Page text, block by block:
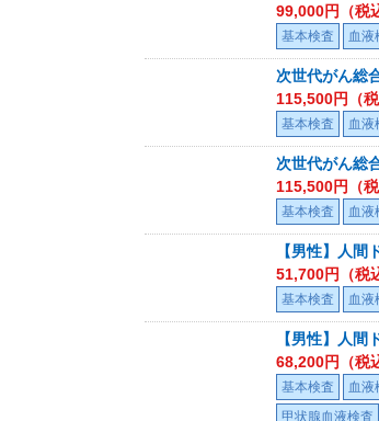
99,000円（税
基本検査 血液
次世代がん総
115,500円（税
基本検査 血液
次世代がん総
115,500円（税
基本検査 血液
【男性】人間
51,700円（税
基本検査 血液
【男性】人間
68,200円（税
基本検査 血液
甲状腺血液検査